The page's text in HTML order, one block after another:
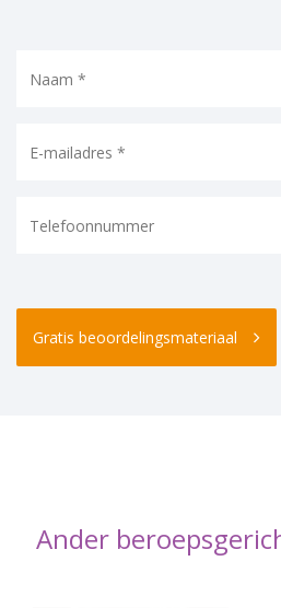
Gratis beoordelingsmateriaal
Ander